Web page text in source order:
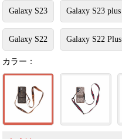
Galaxy S23 Galaxy S23 plus
Galaxy S22 Galaxy S22 Plus
カラー：